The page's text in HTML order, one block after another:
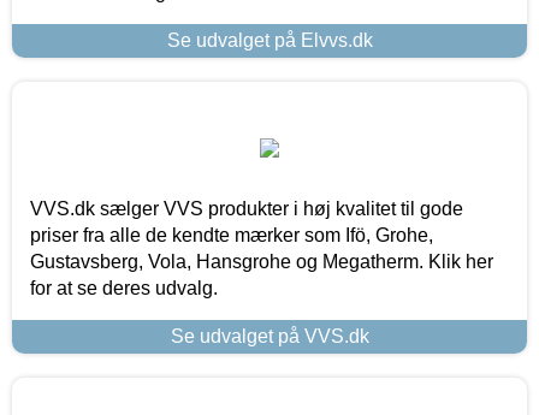
Se udvalget på Elvvs.dk
VVS.dk sælger VVS produkter i høj kvalitet til gode
priser fra alle de kendte mærker som Ifö, Grohe,
Gustavsberg, Vola, Hansgrohe og Megatherm. Klik her
for at se deres udvalg.
Se udvalget på VVS.dk